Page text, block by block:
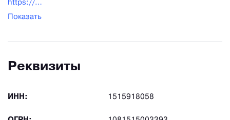
https://dolomit.ru/
Показать
Реквизиты
ИНН: 1515918058